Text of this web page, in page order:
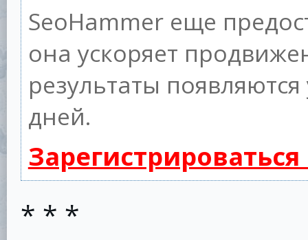
SeoHammer еще
она ускоряет
результаты
дней.
* * *